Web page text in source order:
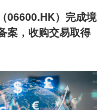
06600.HK）完成境
案，收购交易取得